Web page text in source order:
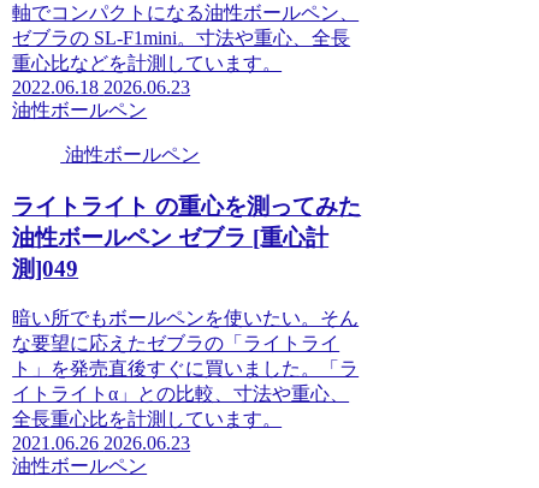
軸でコンパクトになる油性ボールペン、
ゼブラの SL-F1mini。寸法や重心、全長
重心比などを計測しています。
2022.06.18 2026.06.23
油性ボールペン
油性ボールペン
ライトライト の重心を測ってみた
油性ボールペン ゼブラ [重心計
測]049
暗い所でもボールペンを使いたい。そん
な要望に応えたゼブラの「ライトライ
ト」を発売直後すぐに買いました。「ラ
イトライトα」との比較、寸法や重心、
全長重心比を計測しています。
2021.06.26 2026.06.23
油性ボールペン